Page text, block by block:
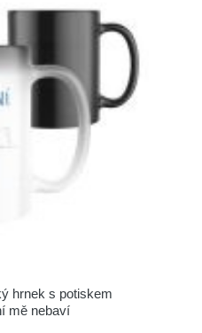
hrnek s potiskem
mě nebaví